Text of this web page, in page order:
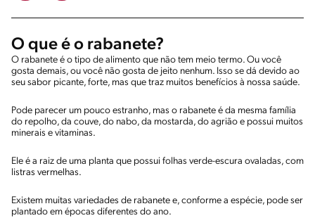
O que é o rabanete?
O rabanete é o tipo de alimento que não tem meio termo. Ou você
gosta demais, ou você não gosta de jeito nenhum. Isso se dá devido ao
seu sabor picante, forte, mas que traz muitos benefícios à nossa saúde.
Pode parecer um pouco estranho, mas o rabanete é da mesma família
do repolho, da couve, do nabo, da mostarda, do agrião e possui muitos
minerais e vitaminas.
Ele é a raiz de uma planta que possui folhas verde-escura ovaladas, com
listras vermelhas.
Existem muitas variedades de rabanete e, conforme a espécie, pode ser
plantado em épocas diferentes do ano.